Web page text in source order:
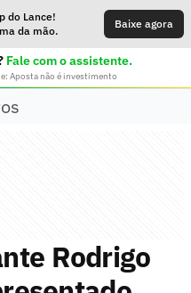
do Lance!
da mão.
Baixe agora
Fale com o assistente.
Aposta não é investimento
Rodrigo